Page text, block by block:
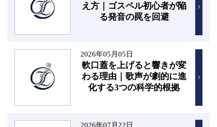
え方｜ゴスペル初心者が陥
る発音の罠を回避
2026年05月05日
軟口蓋を上げると響きが変
わる理由｜歌声が劇的に進
化する3つの科学的根拠
2026年07月22日